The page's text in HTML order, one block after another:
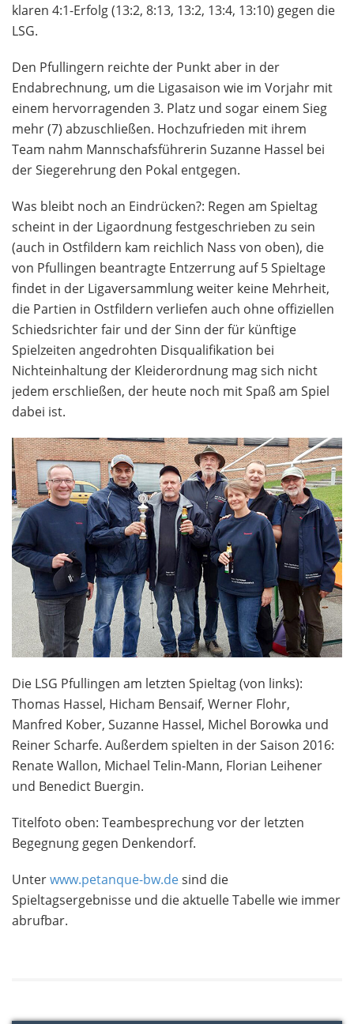
klaren 4:1-Erfolg (13:2, 8:13, 13:2, 13:4, 13:10) gegen die
LSG.
Den Pfullingern reichte der Punkt aber in der
Endabrechnung, um die Ligasaison wie im Vorjahr mit
einem hervorragenden 3. Platz und sogar einem Sieg
mehr (7) abzuschließen. Hochzufrieden mit ihrem
Team nahm Mannschafsführerin Suzanne Hassel bei
der Siegerehrung den Pokal entgegen.
Was bleibt noch an Eindrücken?: Regen am Spieltag
scheint in der Ligaordnung festgeschrieben zu sein
(auch in Ostfildern kam reichlich Nass von oben), die
von Pfullingen beantragte Entzerrung auf 5 Spieltage
findet in der Ligaversammlung weiter keine Mehrheit,
die Partien in Ostfildern verliefen auch ohne offiziellen
Schiedsrichter fair und der Sinn der für künftige
Spielzeiten angedrohten Disqualifikation bei
Nichteinhaltung der Kleiderordnung mag sich nicht
jedem erschließen, der heute noch mit Spaß am Spiel
dabei ist.
Die LSG Pfullingen am letzten Spieltag (von links):
Thomas Hassel, Hicham Bensaif, Werner Flohr,
Manfred Kober, Suzanne Hassel, Michel Borowka und
Reiner Scharfe. Außerdem spielten in der Saison 2016:
Renate Wallon, Michael Telin-Mann, Florian Leihener
und Benedict Buergin.
Titelfoto oben: Teambesprechung vor der letzten
Begegnung gegen Denkendorf.
Unterwww.petanque-bw.desind die
Spieltagsergebnisse und die aktuelle Tabelle wie immer
abrufbar.